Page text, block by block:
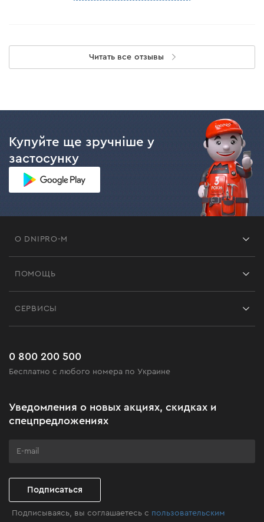
Читать все отзывы
Купуйте ще зручніше у
застосунку
О DNIPRO-M
Черная пятница
Клуб мастерства
ПОМОЩЬ
Часто задаваемые вопросы
СЕРВИСЫ
0 800 200 500
Бесплатно с любого номера по Украине
Уведомления о новых акциях, скидках и
спецпредложениях
Подписаться
Подписываясь, вы соглашаетесь с пользовательским